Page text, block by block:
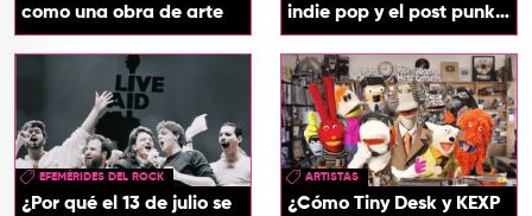
como una obra de arte
indie pop y el post punk
en su nuevo EP
EFEMÉRIDES DEL ROCK
¿Por qué el 13 de julio se
ARTISTAS
¿Cómo Tiny Desk y KEXP